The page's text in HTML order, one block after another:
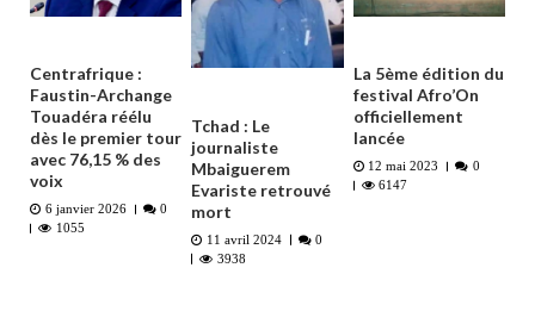
Centrafrique :
Faustin-Archange
Touadéra réélu
dès le premier tour
avec 76,15 % des
voix
6 janvier 2026
0
1055
Tchad : Le
journaliste
Mbaiguerem
Evariste retrouvé
mort
11 avril 2024
0
3938
La 5ème édition du
festival Afro’On
officiellement
lancée
12 mai 2023
0
6147